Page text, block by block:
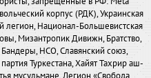
корпус (РДК), Украинская
легион, Национал-Большевистская
Мизантропик Дивижн, Братство,
Бандеры, НСО, Славянский союз,
Туркестана, Хайят Тахрир аш-